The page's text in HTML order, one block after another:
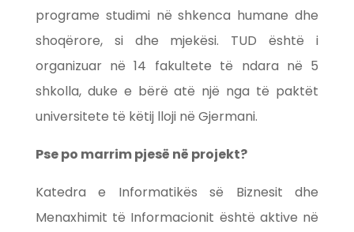
programe studimi në shkenca humane dhe
shoqërore, si dhe mjekësi. TUD është i
organizuar në 14 fakultete të ndara në 5
shkolla, duke e bërë atë një nga të paktët
universitete të këtij lloji në Gjermani.
Pse po marrim pjesë në projekt?
Katedra e Informatikës së Biznesit dhe
Menaxhimit të Informacionit është aktive në